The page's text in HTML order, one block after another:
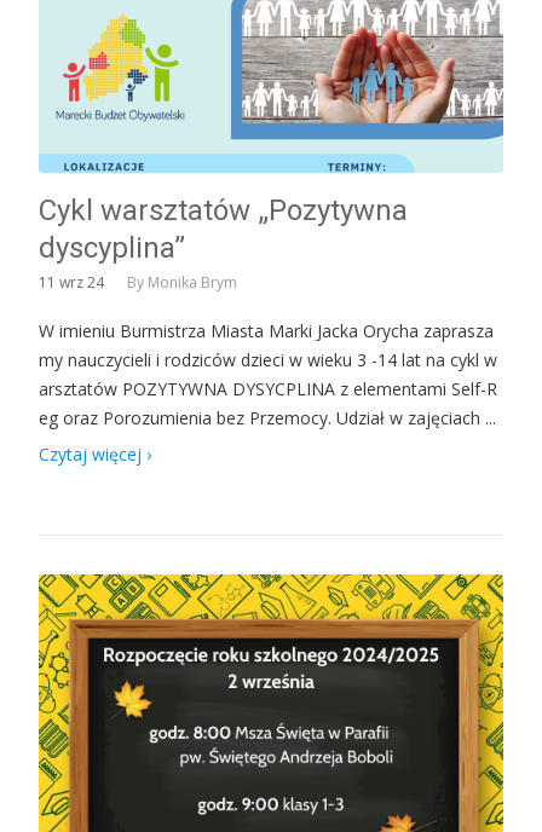
Cykl warsztatów „Pozytywna
dyscyplina”
11 wrz 24 By Monika Brym
W imieniu Burmistrza Miasta Marki Jacka Orycha zaprasza
my nauczycieli i rodziców dzieci w wieku 3 -14 lat na cykl w
arsztatów POZYTYWNA DYSYCPLINA z elementami Self-R
eg oraz Porozumienia bez Przemocy. Udział w zajęciach ...
Czytaj więcej ›